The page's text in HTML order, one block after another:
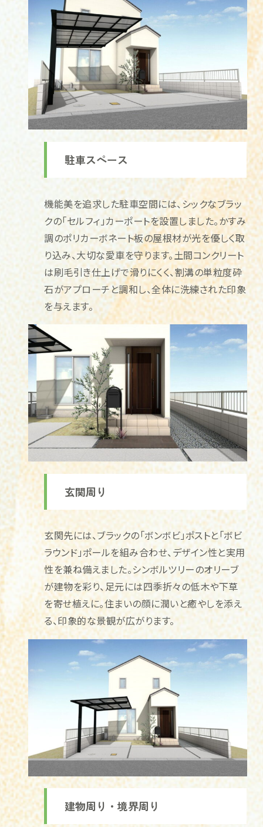
駐車スペース
機能美を追求した駐車空間には、シックなブラッ
クの「セルフィ」カーポートを設置しました。かすみ
調のポリカーボネート板の屋根材が光を優しく取
り込み、大切な愛車を守ります。土間コンクリート
は刷毛引き仕上げで滑りにくく、割溝の単粒度砕
石がアプローチと調和し、全体に洗練された印象
を与えます。
玄関周り
玄関先には、ブラックの「ボンボビ」ポストと「ボビ
ラウンド」ポールを組み合わせ、デザイン性と実用
性を兼ね備えました。シンボルツリーのオリーブ
が建物を彩り、足元には四季折々の低木や下草
を寄せ植えに。住まいの顔に潤いと癒やしを添え
る、印象的な景観が広がります。
建物周り・境界周り